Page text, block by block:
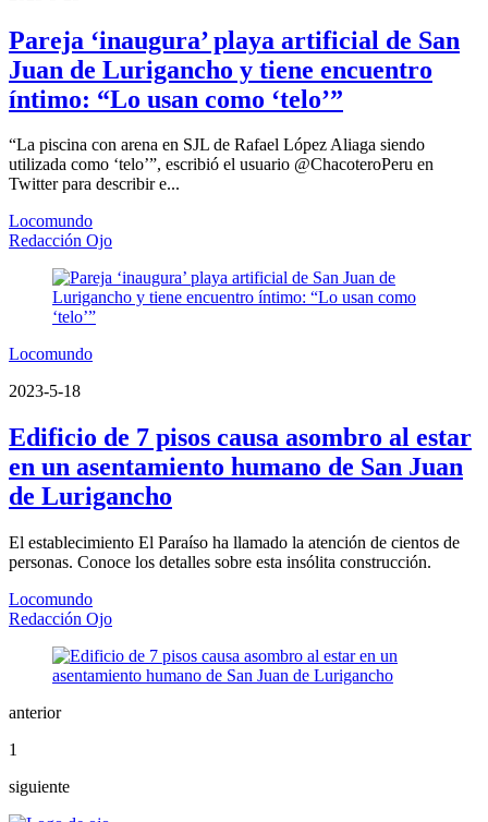
Pareja ‘inaugura’ playa artificial de San
Juan de Lurigancho y tiene encuentro
íntimo: “Lo usan como ‘telo’”
“La piscina con arena en SJL de Rafael López Aliaga siendo
utilizada como ‘telo’”, escribió el usuario @ChacoteroPeru en
Twitter para describir e...
Locomundo
Redacción Ojo
Locomundo
2023-5-18
Edificio de 7 pisos causa asombro al estar
en un asentamiento humano de San Juan
de Lurigancho
El establecimiento El Paraíso ha llamado la atención de cientos de
personas. Conoce los detalles sobre esta insólita construcción.
Locomundo
Redacción Ojo
anterior
1
siguiente